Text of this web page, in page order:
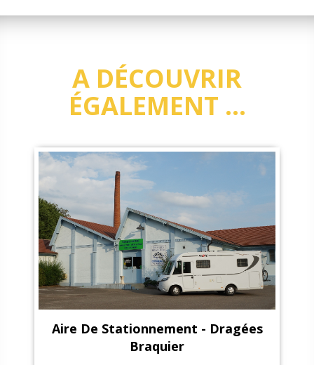
A DÉCOUVRIR
ÉGALEMENT ...
Aire De Stationnement - Dragées
Braquier